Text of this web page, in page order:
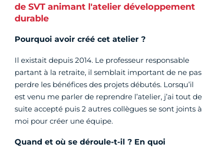
de SVT animant l'atelier développement
durable
Pourquoi avoir créé cet atelier ?
Il existait depuis 2014. Le professeur responsable
partant à la retraite, il semblait important de ne pas
perdre les bénéfices des projets débutés. Lorsqu’il
est venu me parler de reprendre l’atelier, j’ai tout de
suite accepté puis 2 autres collègues se sont joints à
moi pour créer une équipe.
Quand et où se déroule-t-il ? En quoi